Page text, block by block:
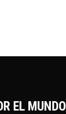
EL MUNDO